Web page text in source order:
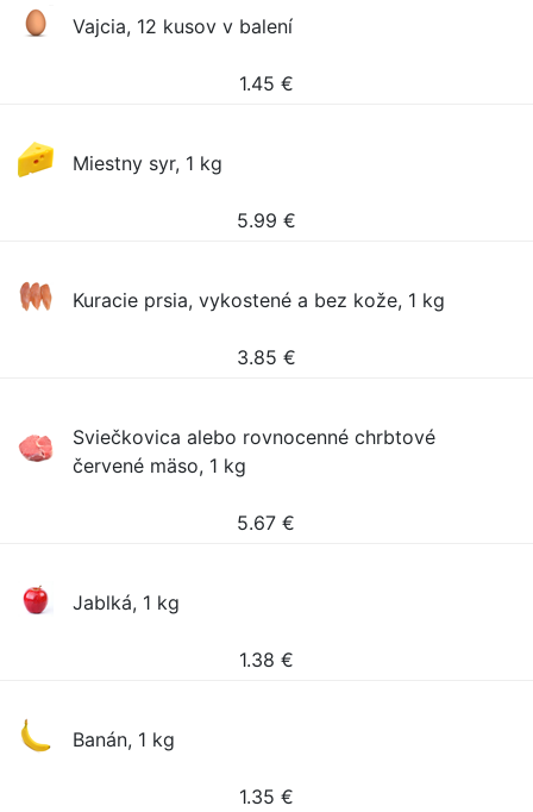
Vajcia, 12 kusov v balení
1.45 €
Miestny syr, 1 kg
5.99 €
Kuracie prsia, vykostené a bez kože, 1 kg
3.85 €
Sviečkovica alebo rovnocenné chrbtové
červené mäso, 1 kg
5.67 €
Jablká, 1 kg
1.38 €
Banán, 1 kg
1.35 €